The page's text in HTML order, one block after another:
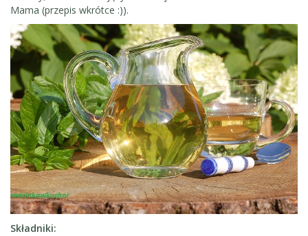
Mama (przepis wkrótce :)).
Składniki: